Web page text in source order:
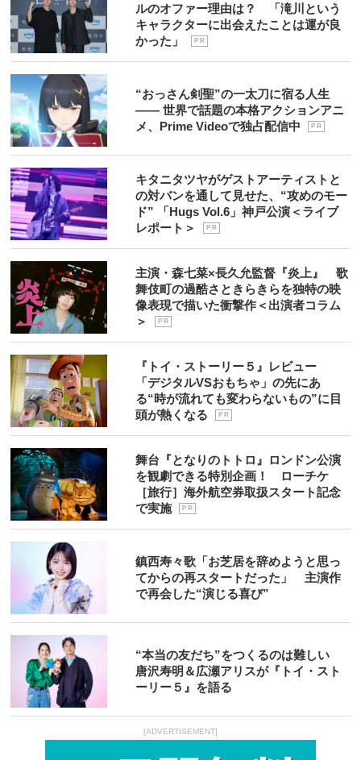
ルのオファー理由は？ 「滝川という
キャラクターに出会えたことは運が良
かった」
P R
“おっさん剣聖”の一太刀に宿る人生
―― 世界で話題の本格アクションアニ
メ、Prime Videoで独占配信中
P R
キタニタツヤがゲストアーティストと
の対バンを通して見せた、“攻めのモー
ド” 「Hugs Vol.6」神戸公演＜ライブ
レポート＞
P R
主演・森七菜×長久允監督『炎上』 歌
舞伎町の過酷さときらきらを独特の映
像表現で描いた衝撃作＜出演者コラム
＞
P R
『トイ・ストーリー５』レビュー
「デジタルVSおもちゃ」の先にあ
る“時が流れても変わらないもの”に目
頭が熱くなる
P R
舞台『となりのトトロ』ロンドン公演
を観劇できる特別企画！ ローチケ
［旅行］海外航空券取扱スタート記念
で実施
P R
鎮西寿々歌「お芝居を辞めようと思っ
てからの再スタートだった」 主演作
で再会した“演じる喜び”
“本当の友だち”をつくるのは難しい
唐沢寿明＆広瀬アリスが『トイ・スト
ーリー５』を語る
[ADVERTISEMENT]